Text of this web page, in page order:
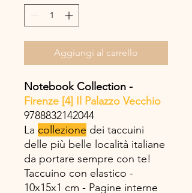
Aggiungi al carrello
Notebook Collection -
Firenze [4] Il Palazzo Vecchio
9788832142044
La collezione dei taccuini
delle più belle località italiane
da portare sempre con te!
Taccuino con elastico -
10x15x1 cm - Pagine interne